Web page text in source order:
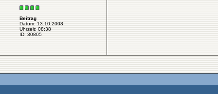
Beitrag
Datum: 13.10.2008
Uhrzeit: 08:38
ID: 30805